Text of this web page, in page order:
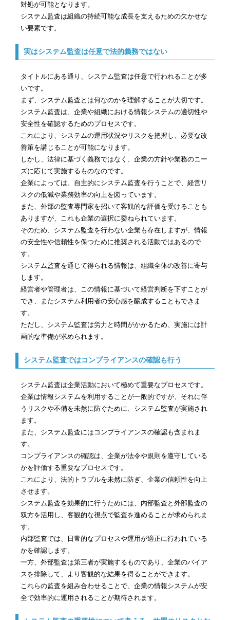
対処が可能となります。
システム監査は組織の持続可能な成長を支えるための欠かせな
い要素です。
実はシステム監査は任意で法的義務ではない
タイトルにある通り、システム監査は任意で行われることが多
いです。
まず、システム監査とは何なのかを理解することが大切です。
システム監査は、企業や組織における情報システムの適切性や
安全性を確認するためのプロセスです。
これにより、システムの運用状況やリスクを把握し、必要な改
善策を講じることが可能になります。
しかし、法律に基づく義務ではなく、企業の方針や業務のニー
ズに応じて実施するものなのです。
企業によっては、自主的にシステム監査を行うことで、経営リ
スクの低減や業務効率の向上を図っています。
また、外部の監査専門家を招いて客観的な評価を受けることも
ありますが、これも企業の選択に委ねられています。
そのため、システム監査を行わない企業も存在しますが、情報
の安全性や信頼性を保つために推奨される活動ではあるので
す。
システム監査を通じて得られる情報は、組織全体の改善に寄与
します。
経営者や管理者は、この情報に基づいて経営判断を下すことが
でき、またシステム利用者の安心感を醸成することもできま
す。
ただし、システム監査は労力と時間がかかるため、実施には計
画的な準備が求められます。
システム監査ではコンプライアンスの確認も行う
システム監査は企業活動において極めて重要なプロセスです。
企業は情報システムを利用することが一般的ですが、それに伴
うリスクや不備を未然に防ぐために、システム監査が実施され
ます。
また、システム監査にはコンプライアンスの確認も含まれま
す。
コンプライアンスの確認は、企業が法令や規則を遵守している
かを評価する重要なプロセスです。
これにより、法的トラブルを未然に防ぎ、企業の信頼性を向上
させます。
システム監査を効果的に行うためには、内部監査と外部監査の
双方を活用し、客観的な視点で監査を進めることが求められま
す。
内部監査では、日常的なプロセスや運用が適正に行われている
かを確認します。
一方、外部監査は第三者が実施するものであり、企業のバイア
スを排除して、より客観的な結果を得ることができます。
これらの監査を組み合わせることで、企業の情報システムが安
全で効率的に運用されることが期待されます。